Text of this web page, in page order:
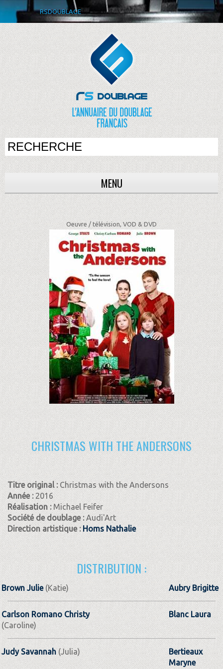
RSDOUBLAGE
MENU
Oeuvre / télévision, VOD & DVD
CHRISTMAS WITH THE ANDERSONS
Titre original : Christmas with the Andersons
Année : 2016
Réalisation :Michael Feifer
Société de doublage :Audi'Art
Direction artistique : Homs Nathalie
DISTRIBUTION :
Brown Julie(Katie) Aubry Brigitte
Carlson Romano Christy
(Caroline)
Blanc Laura
Judy Savannah(Julia)
Bertieaux
Maryne